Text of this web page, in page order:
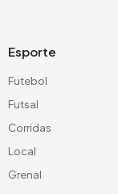
Esporte
Futebol
Futsal
Corridas
Local
Grenal